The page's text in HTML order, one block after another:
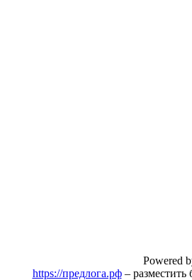
Powered
https://предлога.рф– разместить